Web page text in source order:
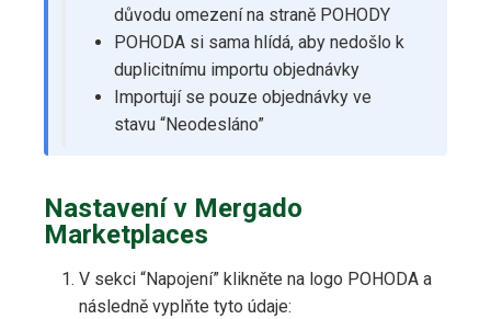
důvodu omezení na straně POHODY
POHODA si sama hlídá, aby nedošlo k
duplicitnímu importu objednávky
Importují se pouze objednávky ve
stavu “Neodesláno”
Nastavení v Mergado
Marketplaces
V sekci “Napojení” klikněte na logo POHODA a
následně vyplňte tyto údaje: